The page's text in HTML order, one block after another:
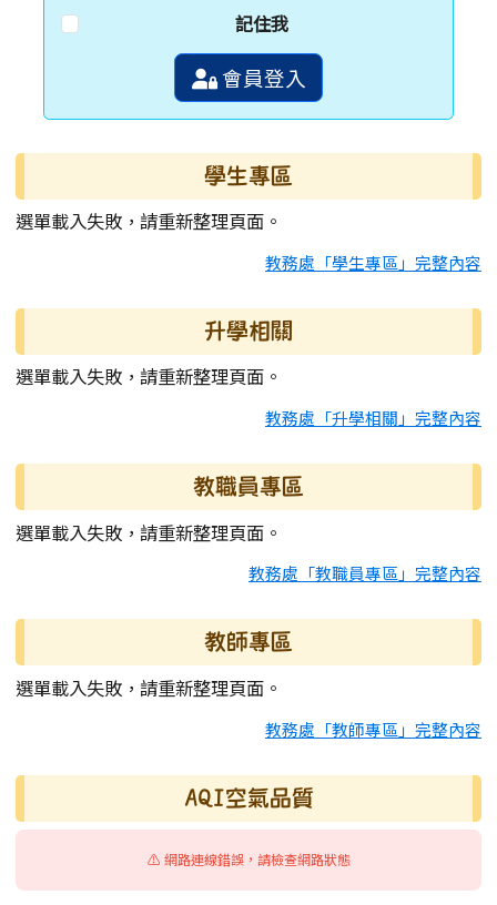
記住我
會員登入
學生專區
選單載入失敗，請重新整理頁面。
教務處「學生專區」完整內容
升學相關
選單載入失敗，請重新整理頁面。
教務處「升學相關」完整內容
教職員專區
選單載入失敗，請重新整理頁面。
教務處「教職員專區」完整內容
教師專區
選單載入失敗，請重新整理頁面。
教務處「教師專區」完整內容
AQI空氣品質
⚠️ 網路連線錯誤，請檢查網路狀態